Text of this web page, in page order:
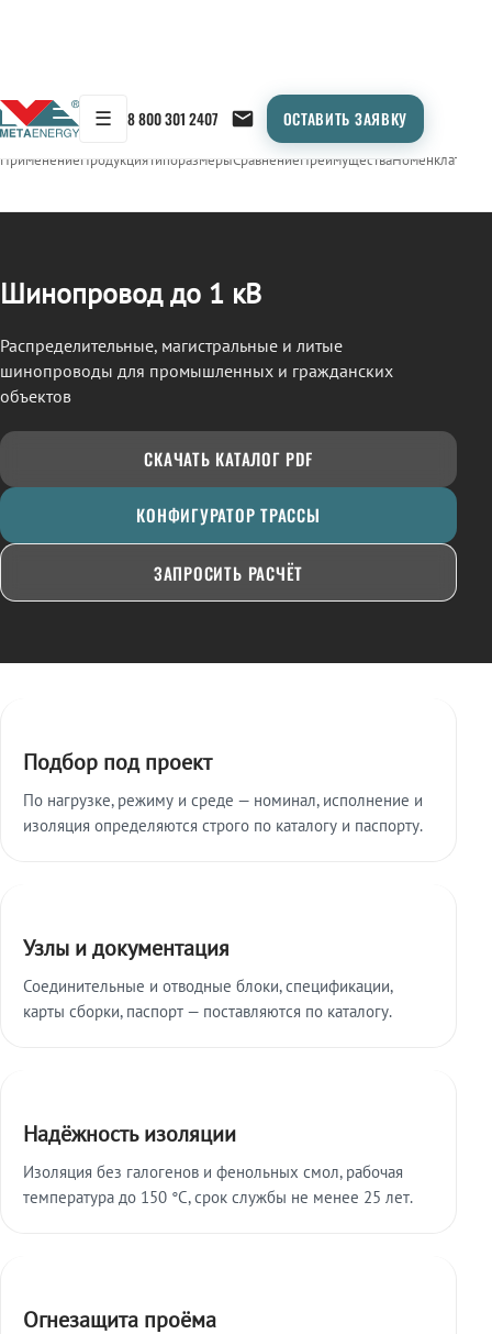
☰ 8 800 301 2407 ОСТАВИТЬ ЗАЯВКУ
← Продукция/ШИНОПРОВОД
ПрименениеПродукцияТипоразмерыСравнениеПреимуществаНоменклатура
Шинопровод до 1 кВ
Распределительные, магистральные и литые
шинопроводы для промышленных и гражданских
объектов
СКАЧАТЬ КАТАЛОГ PDF
КОНФИГУРАТОР ТРАССЫ
ЗАПРОСИТЬ РАСЧЁТ
Подбор под проект
По нагрузке, режиму и среде — номинал, исполнение и
изоляция определяются строго по каталогу и паспорту.
Узлы и документация
Соединительные и отводные блоки, спецификации,
карты сборки, паспорт — поставляются по каталогу.
Надёжность изоляции
Изоляция без галогенов и фенольных смол, рабочая
температура до 150 °C, срок службы не менее 25 лет.
Огнезащита проёма